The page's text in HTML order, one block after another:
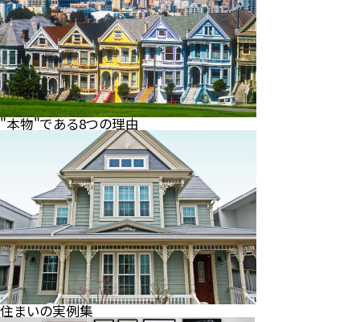
"本物"である8つの理由
住まいの実例集